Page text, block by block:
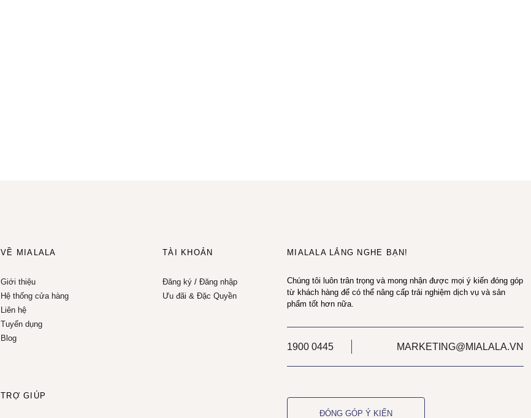
VỀ MIALALA
Giới thiệu
Hệ thống cửa hàng
Liên hệ
Tuyển dụng
Blog
TÀI KHOẢN
Đăng ký/ Đăng nhập
Ưu đãi & Đặc Quyền
TRỢ GIÚP
MIALALA LẮNG NGHE BẠN!
Chúng tôi luôn trân trọng và mong nhận được mọi ý kiến đóng góp
từ khách hàng để có thể nâng cấp trải nghiệm dịch vụ và sản
phẩm tốt hơn nữa.
1900 0445 MARKETING@MIALALA.VN
ĐÓNG GÓP Ý KIẾN